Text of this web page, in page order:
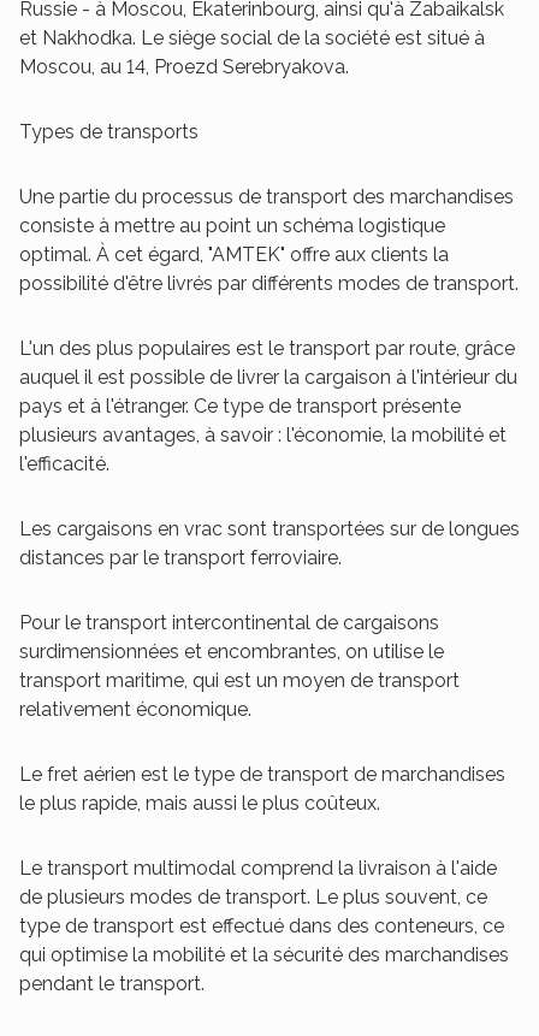
Russie - à Moscou, Ekaterinbourg, ainsi qu'à Zabaikalsk
et Nakhodka. Le siège social de la société est situé à
Moscou, au 14, Proezd Serebryakova.
Types de transports
Une partie du processus de transport des marchandises
consiste à mettre au point un schéma logistique
optimal. À cet égard, "AMTEK" offre aux clients la
possibilité d'être livrés par différents modes de transport.
L'un des plus populaires est le transport par route, grâce
auquel il est possible de livrer la cargaison à l'intérieur du
pays et à l'étranger. Ce type de transport présente
plusieurs avantages, à savoir : l'économie, la mobilité et
l'efficacité.
Les cargaisons en vrac sont transportées sur de longues
distances par le transport ferroviaire.
Pour le transport intercontinental de cargaisons
surdimensionnées et encombrantes, on utilise le
transport maritime, qui est un moyen de transport
relativement économique.
Le fret aérien est le type de transport de marchandises
le plus rapide, mais aussi le plus coûteux.
Le transport multimodal comprend la livraison à l'aide
de plusieurs modes de transport. Le plus souvent, ce
type de transport est effectué dans des conteneurs, ce
qui optimise la mobilité et la sécurité des marchandises
pendant le transport.